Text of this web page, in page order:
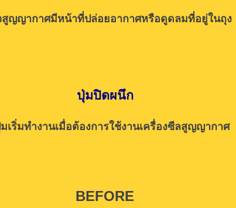
สูญญากาศมีหน้าที่ปล่อยอากาศหรือดูดลมที่อยู่ในถุง
ปุ่มปิดผนึก
เริ่มทำงานเมื่อต้องการใช้งานเครื่องซีลสูญญากาศ
BEFORE